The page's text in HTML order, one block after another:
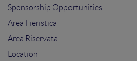
Sponsorship Opportunities
Area Fieristica
Area Riservata
Location